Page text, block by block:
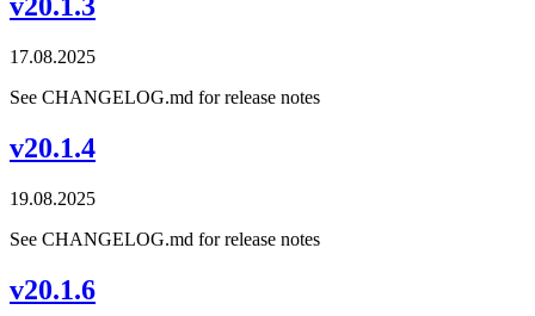
17.08.2025
See CHANGELOG.md for release notes
v20.1.4
19.08.2025
See CHANGELOG.md for release notes
v20.1.6